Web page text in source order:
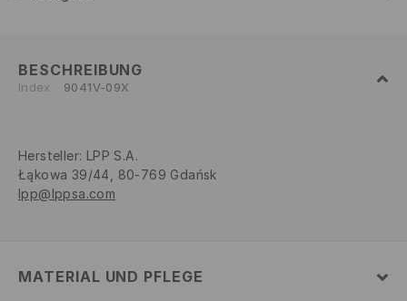
BESCHREIBUNG
Index 9041V-09X
Hersteller: LPP S.A.
Łąkowa 39/44, 80-769 Gdańsk
lpp@lppsa.com
MATERIAL UND PFLEGE